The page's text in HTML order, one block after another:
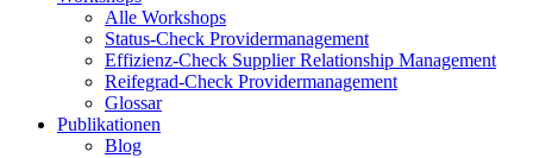
Alle Workshops
Status-Check Providermanagement
Effizienz-Check Supplier Relationship Management
Reifegrad-Check Providermanagement
Glossar
Publikationen
Blog